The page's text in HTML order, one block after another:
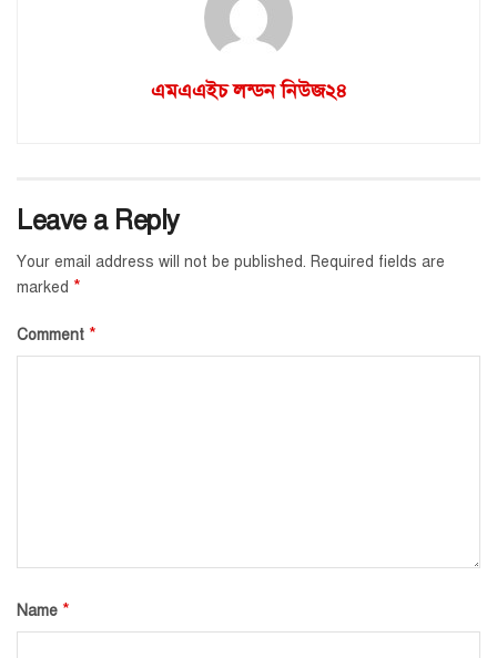
এমএএইচ লন্ডন নিউজ২৪
Leave a Reply
Your email address will not be published. Required fields are
marked *
Comment *
Name *